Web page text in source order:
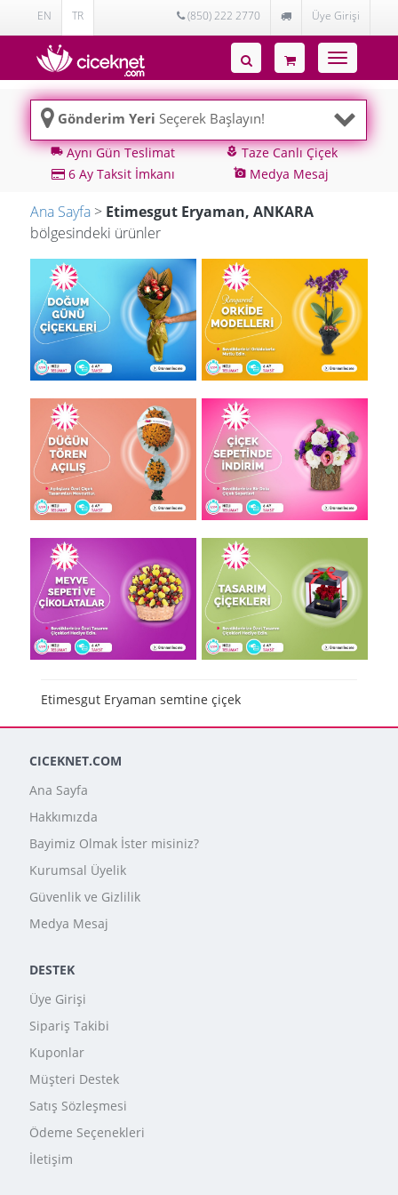
EN TR (850) 222 2770 Üye Girişi
Toggle
navigation
Gönderim Yeri Seçerek Başlayın!
local_shippingAynı Gün Teslimat local_floristTaze Canlı Çiçek
6 Ay Taksit İmkanı
add_a_photo Medya Mesaj
Ana Sayfa > Etimesgut Eryaman, ANKARA
bölgesindeki ürünler
Etimesgut Eryaman semtine çiçek
CICEKNET.COM
Ana Sayfa
Hakkımızda
Bayimiz Olmak İster misiniz?
Kurumsal Üyelik
Güvenlik ve Gizlilik
Medya Mesaj
DESTEK
Üye Girişi
Sipariş Takibi
Kuponlar
Müşteri Destek
Satış Sözleşmesi
Ödeme Seçenekleri
İletişim